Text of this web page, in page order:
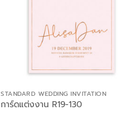
STANDARD WEDDING INVITATION
การ์ดแต่งงาน R19-130